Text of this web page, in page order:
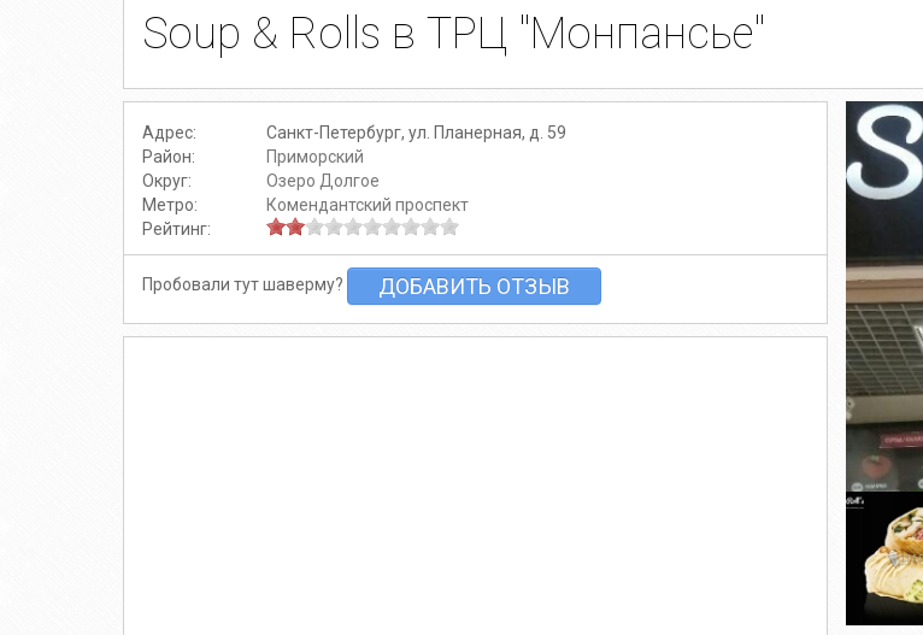
Soup & Rolls в ТРЦ "Монпансье"
Адрес:
Санкт-Петербург, ул. Планерная, д. 59
Район:
Приморский
Округ:
Озеро Долгое
Метро:
Комендантский проспект
Рейтинг:
Пробовали тут шаверму? ДОБАВИТЬ ОТЗЫВ